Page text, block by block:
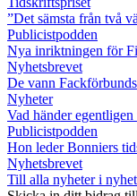
”Det sämsta från två
Publicistpodden
Nya inriktningen för
Nyhetsbrevet
De vann
Nyheter
Vad händer
Publicistpodden
Hon leder Bonniers
Nyhetsbrevet
Till alla nyheter i